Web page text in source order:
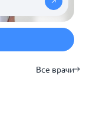
Все врачи